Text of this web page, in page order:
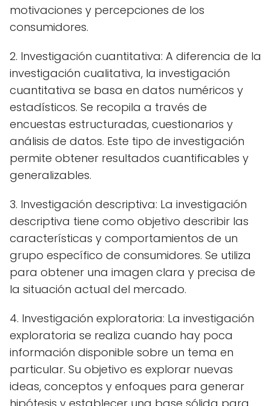
motivaciones y percepciones de los
consumidores.
2. Investigación cuantitativa: A diferencia de la
investigación cualitativa, la investigación
cuantitativa se basa en datos numéricos y
estadísticos. Se recopila a través de
encuestas estructuradas, cuestionarios y
análisis de datos. Este tipo de investigación
permite obtener resultados cuantificables y
generalizables.
3. Investigación descriptiva: La investigación
descriptiva tiene como objetivo describir las
características y comportamientos de un
grupo específico de consumidores. Se utiliza
para obtener una imagen clara y precisa de
la situación actual del mercado.
4. Investigación exploratoria: La investigación
exploratoria se realiza cuando hay poca
información disponible sobre un tema en
particular. Su objetivo es explorar nuevas
ideas, conceptos y enfoques para generar